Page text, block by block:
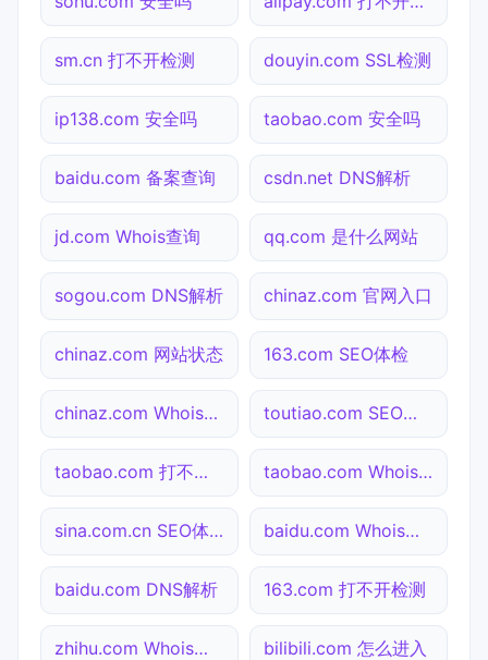
sm.cn 打不开检测 douyin.com SSL检测
ip138.com 安全吗 taobao.com 安全吗
baidu.com 备案查询 csdn.net DNS解析
jd.com Whois查询 qq.com 是什么网站
sogou.com DNS解析 chinaz.com 官网入口
chinaz.com 网站状态 163.com SEO体检
chinaz.com Whois查询 toutiao.com SEO体检
taobao.com 打不开检测 taobao.com Whois查询
sina.com.cn SEO体检 baidu.com Whois查询
baidu.com DNS解析 163.com 打不开检测
zhihu.com Whois查询 bilibili.com 怎么进入